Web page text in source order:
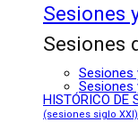
Sesiones
Sesiones
Sesiones
Sesiones
HISTÓRICO DE
(sesiones siglo XXI)